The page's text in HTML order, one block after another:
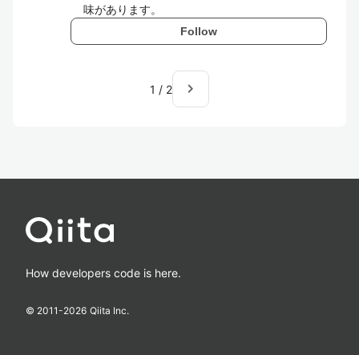
味があります。
Follow
1 / 2 navigate_next
How developers code is here.
© 2011-2026 Qiita Inc.